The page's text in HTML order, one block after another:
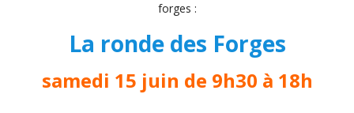
forges :
La ronde des Forges
samedi 15 juin de 9h30 à 18h